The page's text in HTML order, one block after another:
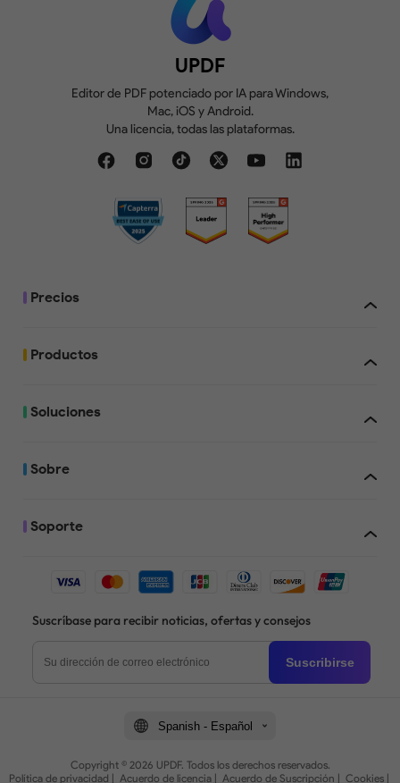
UPDF
Editor de PDF potenciado por IA para Windows,
Mac, iOS y Android.
Una licencia, todas las plataformas.
Precios
Productos
Soluciones
Sobre
Soporte
Suscríbase para recibir noticias, ofertas y consejos
Suscribirse
Spanish - Español
Copyright © 2026 UPDF. Todos los derechos reservados.
Política de privacidad | Acuerdo de licencia| Acuerdo de Suscripción | Cookies|